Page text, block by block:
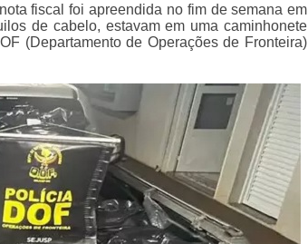
fiscal foi apreendida no fim de semana em
de cabelo, estavam em uma caminhonete
(Departamento de Operações de Fronteira)